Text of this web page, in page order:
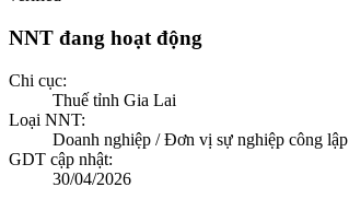
NNT đang hoạt động
Chi cục:
Thuế tỉnh Gia Lai
Loại NNT:
Doanh nghiệp / Đơn vị sự nghiệp công lập
GDT cập nhật:
30/04/2026